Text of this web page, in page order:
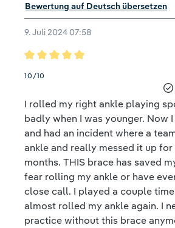
Bewertung auf Deutsch übersetzen
9. Juli 2024 07:58
Bewertung mit 5 von 5 Sternen
10/10
I rolled my right ankle playing
badly when I was younger. Now
and had an incident where a
ankle and really messed it up
months. THIS brace has saved
fear rolling my ankle or have
close call. I played a couple
almost rolled my ankle again. I
practice without this brace